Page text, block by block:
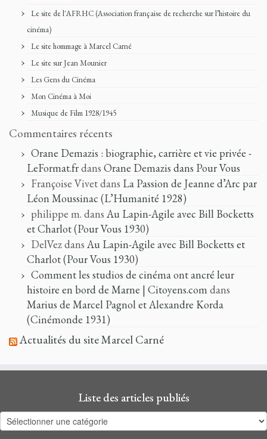
Le site de l'AFRHC (Association française de recherche sur l’histoire du
cinéma)
Le site hommage à Marcel Carné
Le site sur Jean Mounier
Les Gens du Cinéma
Mon Cinéma à Moi
Musique de Film 1928/1945
Commentaires récents
Orane Demazis : biographie, carrière et vie privée -
LeFormat.frdans Orane Demazis dans Pour Vous
Françoise Vivetdans La Passion de Jeanne d’Arc par
Léon Moussinac (L’Humanité 1928)
philippe m. dans Au Lapin-Agile avec Bill Bocketts
et Charlot (Pour Vous 1930)
DelVezdans Au Lapin-Agile avec Bill Bocketts et
Charlot (Pour Vous 1930)
Comment les studios de cinéma ont ancré leur
histoire en bord de Marne | Citoyens.comdans
Marius de Marcel Pagnol et Alexandre Korda
(Cinémonde 1931)
Actualités du site Marcel Carné
Liste des articles publiés
Liste
des